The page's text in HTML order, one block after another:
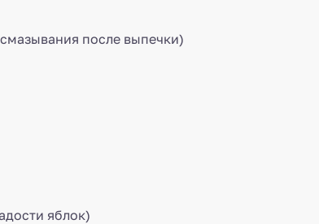
после выпечки)
яблок)